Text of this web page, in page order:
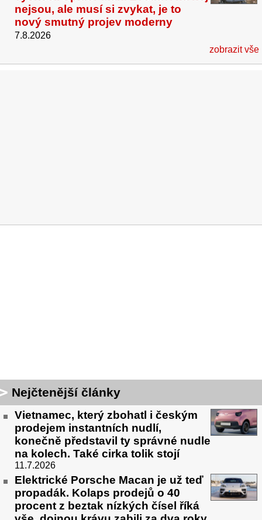
nejsou, ale musí si zvykat, je to
nový smutný projev moderny
7.8.2026
zobrazit vše
Nejčtenější články
Vietnamec, který zbohatl i českým
prodejem instantních nudlí,
konečně představil ty správné nudle
na kolech. Také cirka tolik stojí
11.7.2026
Elektrické Porsche Macan je už teď
propadák. Kolaps prodejů o 40
procent z beztak nízkých čísel říká